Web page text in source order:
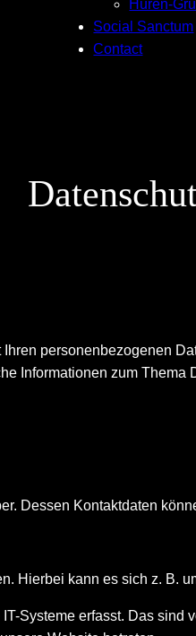
Huren-
Social Sanctum
Contact
personenbezogenen
Informationen zum
Dessen Kontaktdaten
Hierbei kann es sich z. B.
Systeme erfasst. Das